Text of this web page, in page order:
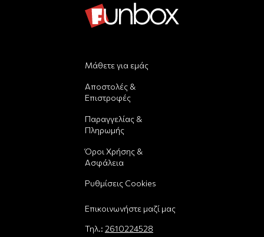
Μάθετε για εμάς
Αποστολές &
Επιστροφές
Παραγγελίας &
Πληρωμής
Όροι Χρήσης &
Ασφάλεια
Ρυθμίσεις Cookies
Επικοινωνήστε μαζί μας
Τηλ.: 2610224528